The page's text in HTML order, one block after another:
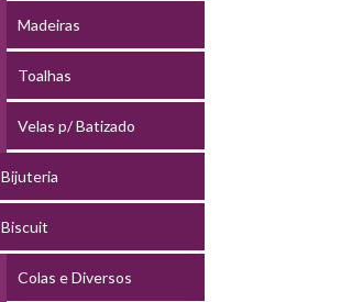
Madeiras
Toalhas
Velas p/ Batizado
Bijuteria
Biscuit
Colas e Diversos